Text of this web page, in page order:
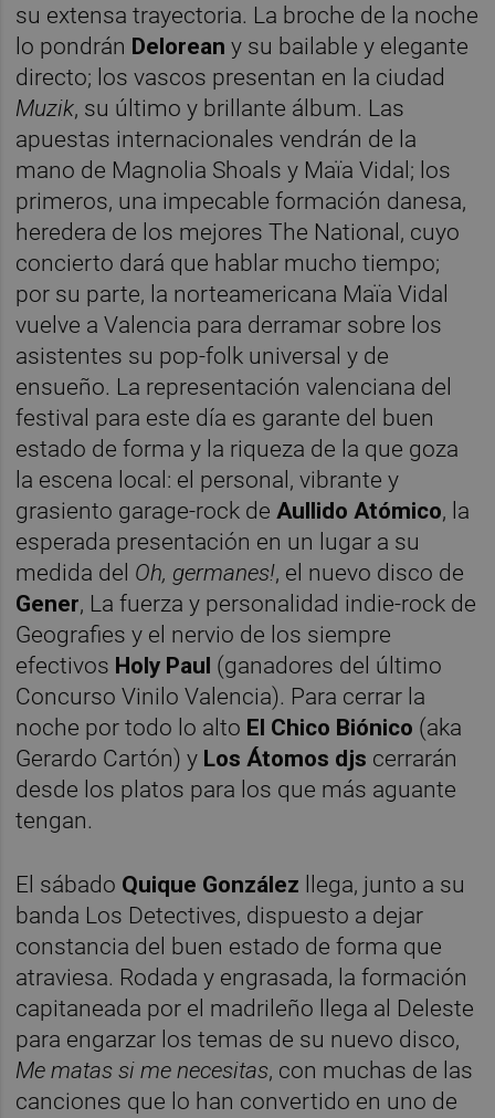
su extensa trayectoria. La broche de la noche
lo pondrán Delorean y su bailable y elegante
directo; los vascos presentan en la ciudad
Muzik, su último y brillante álbum. Las
apuestas internacionales vendrán de la
mano de Magnolia Shoals y Maïa Vidal; los
primeros, una impecable formación danesa,
heredera de los mejores The National, cuyo
concierto dará que hablar mucho tiempo;
por su parte, la norteamericana Maïa Vidal
vuelve a Valencia para derramar sobre los
asistentes su pop-folk universal y de
ensueño. La representación valenciana del
festival para este día es garante del buen
estado de forma y la riqueza de la que goza
la escena local: el personal, vibrante y
grasiento garage-rock deAullido Atómico, la
esperada presentación en un lugar a su
medida del Oh, germanes!, el nuevo disco de
Gener, La fuerza y personalidad indie-rock de
Geografies y el nervio de los siempre
efectivos Holy Paul (ganadores del último
Concurso Vinilo Valencia). Para cerrar la
noche por todo lo alto El Chico Biónico (aka
Gerardo Cartón) y Los Átomos djs cerrarán
desde los platos para los que más aguante
tengan.
El sábado Quique González
llega, junto a su
banda Los Detectives, dispuesto a dejar
constancia del buen estado de forma que
atraviesa. Rodada y engrasada, la formación
capitaneada por el madrileño llega al Deleste
para engarzar los temas de su nuevo disco,
Me matas si me necesitas, con muchas de las
canciones que lo han convertido en uno de